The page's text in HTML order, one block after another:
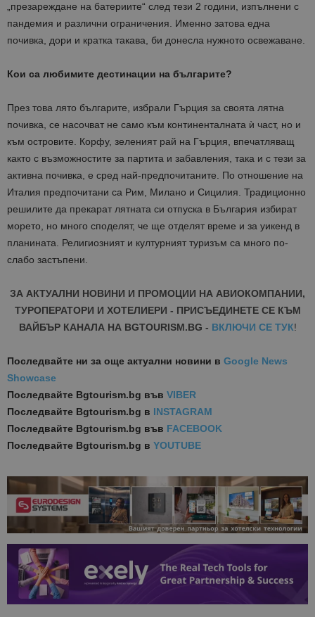
„презареждане на батериите“ след тези 2 години, изпълнени с
пандемия и различни ограничения. Именно затова една
почивка, дори и кратка такава, би донесла нужното освежаване.
Кои са любимите дестинации на българите?
През това лято българите, избрали Гърция за своята лятна
почивка, се насочват не само към континенталната ѝ част, но и
към островите. Корфу, зеленият рай на Гърция, впечатляващ
както с възможностите за партита и забавления, така и с тези за
активна почивка, е сред най-предпочитаните. По отношение на
Италия предпочитани са Рим, Милано и Сицилия. Традиционно
решилите да прекарат лятната си отпуска в България избират
морето, но много споделят, че ще отделят време и за уикенд в
планината. Религиозният и културният туризъм са много по-
слабо застъпени.
ЗА АКТУАЛНИ НОВИНИ И ПРОМОЦИИ НА АВИОКОМПАНИИ,
ТУРОПЕРАТОРИ И ХОТЕЛИЕРИ - ПРИСЪЕДИНЕТЕ СЕ КЪМ
ВАЙБЪР КАНАЛА НА BGTOURISM.BG - ВКЛЮЧИ СЕ ТУК!
Последвайте ни за още актуални новини в Google News
Showcase
Последвайте Bgtourism.bg във VIBER
Последвайте Bgtourism.bg в INSTAGRAM
Последвайте Bgtourism.bg във FACEBOOK
Последвайте Bgtourism.bg в YOUTUBE